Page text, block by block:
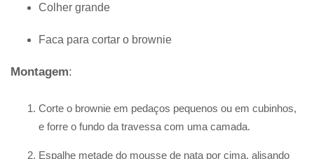
Colher grande
Faca para cortar o brownie
Montagem:
Corte o brownie em pedaços pequenos ou em cubinhos,
e forre o fundo da travessa com uma camada.
Espalhe metade do mousse de nata por cima, alisando